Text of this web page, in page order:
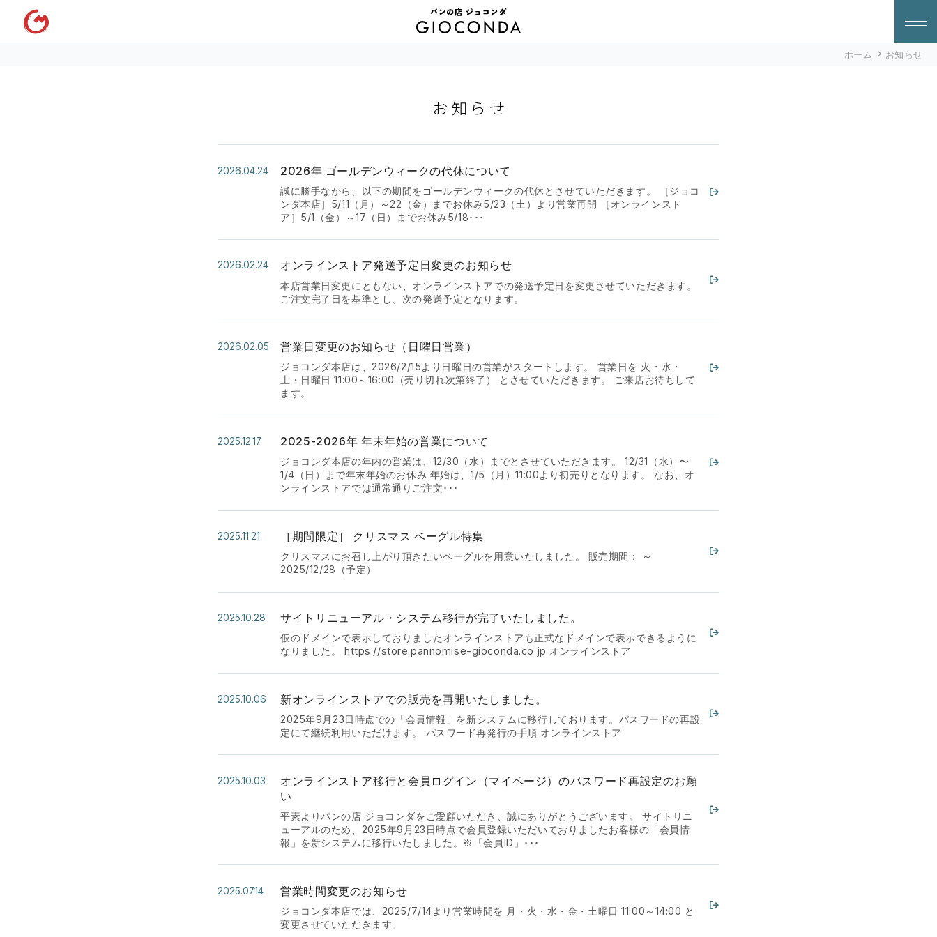
ル 岡山市南区
ホーム お知らせ
お知らせ
2026.04.24 2026年 ゴールデンウィークの代休について
誠に勝手ながら、以下の期間をゴールデンウィークの代休とさせていただきます。 ［ジョコ
ンダ本店］5/11（月）～22（金）までお休み5/23（土）より営業再開 ［オンラインスト
ア］5/1（金）～17（日）までお休み5/18･･･
2026.02.24 オンラインストア発送予定日変更のお知らせ
本店営業日変更にともない、オンラインストアでの発送予定日を変更させていただきます。
ご注文完了日を基準とし、次の発送予定となります。
2026.02.05 営業日変更のお知らせ（日曜日営業）
ジョコンダ本店は、2026/2/15より日曜日の営業がスタートします。 営業日を 火・水・
土・日曜日 11:00～16:00（売り切れ次第終了） とさせていただきます。 ご来店お待ちして
ます。
2025.12.17 2025-2026年 年末年始の営業について
ジョコンダ本店の年内の営業は、12/30（水）までとさせていただきます。 12/31（水）〜
1/4（日）まで年末年始のお休み 年始は、1/5（月）11:00より初売りとなります。 なお、オ
ンラインストアでは通常通りご注文･･･
2025.11.21 ［期間限定］ クリスマス ベーグル特集
クリスマスにお召し上がり頂きたいベーグルを用意いたしました。 販売期間： ～
2025/12/28（予定）
2025.10.28 サイトリニューアル・システム移行が完了いたしました。
仮のドメインで表示しておりましたオンラインストアも正式なドメインで表示できるように
なりました。 https://store.pannomise-gioconda.co.jp オンラインストア
2025.10.06 新オンラインストアでの販売を再開いたしました。
2025年9月23日時点での「会員情報」を新システムに移行しております。パスワードの再設
定にて継続利用いただけます。 パスワード再発行の手順 オンラインストア
2025.10.03
オンラインストア移行と会員ログイン（マイページ）のパスワード再設定のお願
い
平素よりパンの店 ジョコンダをご愛顧いただき、誠にありがとうございます。 サイトリニ
ューアルのため、2025年9月23日時点で会員登録いただいておりましたお客様の「会員情
報」を新システムに移行いたしました。※「会員ID」･･･
2025.07.14 営業時間変更のお知らせ
ジョコンダ本店では、2025/7/14より営業時間を 月・火・水・金・土曜日 11:00～14:00 と
変更させていただきます。